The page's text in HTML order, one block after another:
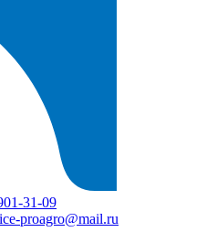
31-09
proagro@mail.ru